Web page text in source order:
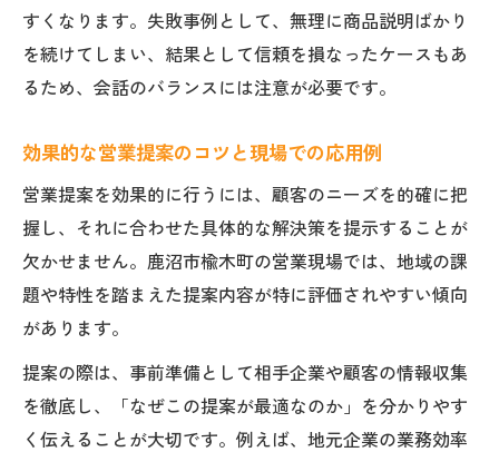
すくなります。失敗事例として、無理に商品説明ばかり
を続けてしまい、結果として信頼を損なったケースもあ
るため、会話のバランスには注意が必要です。
効果的な営業提案のコツと現場での応用例
営業提案を効果的に行うには、顧客のニーズを的確に把
握し、それに合わせた具体的な解決策を提示することが
欠かせません。鹿沼市楡木町の営業現場では、地域の課
題や特性を踏まえた提案内容が特に評価されやすい傾向
があります。
提案の際は、事前準備として相手企業や顧客の情報収集
を徹底し、「なぜこの提案が最適なのか」を分かりやす
く伝えることが大切です。例えば、地元企業の業務効率